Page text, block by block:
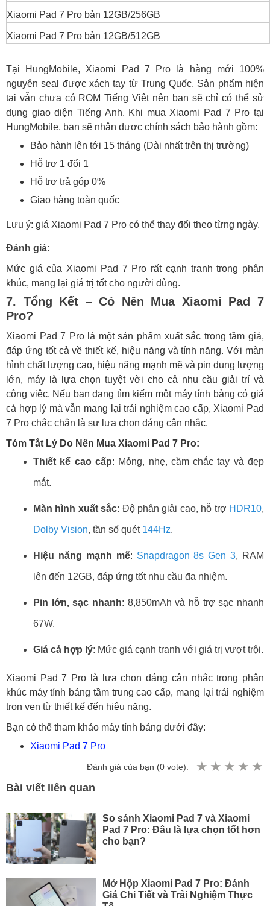
Xiaomi Pad 7 Pro bản 12GB/256GB
Xiaomi Pad 7 Pro bản 12GB/512GB
Tại HungMobile, Xiaomi Pad 7 Pro là hàng mới 100%
nguyên seal được xách tay từ Trung Quốc. Sản phẩm hiện
tại vẫn chưa có ROM Tiếng Việt nên bạn sẽ chỉ có thể sử
dụng giao diện Tiếng Anh. Khi mua Xiaomi Pad 7 Pro tại
HungMobile, bạn sẽ nhận được chính sách bảo hành gồm:
Bảo hành lên tới 15 tháng (Dài nhất trên thị trường)
Hỗ trợ 1 đổi 1
Hỗ trợ trả góp 0%
Giao hàng toàn quốc
Lưu ý: giá Xiaomi Pad 7 Pro có thể thay đổi theo từng ngày.
Đánh giá:
Mức giá của Xiaomi Pad 7 Pro rất cạnh tranh trong phân
khúc, mang lại giá trị tốt cho người dùng.
7. Tổng Kết – Có Nên Mua Xiaomi Pad 7
Pro?
Xiaomi Pad 7 Pro là một sản phẩm xuất sắc trong tầm giá,
đáp ứng tốt cả về thiết kế, hiệu năng và tính năng. Với màn
hình chất lượng cao, hiệu năng mạnh mẽ và pin dung lượng
lớn, máy là lựa chọn tuyệt vời cho cả nhu cầu giải trí và
công việc. Nếu bạn đang tìm kiếm một máy tính bảng có giá
cả hợp lý mà vẫn mang lại trải nghiệm cao cấp, Xiaomi Pad
7 Pro chắc chắn là sự lựa chọn đáng cân nhắc.
Tóm Tắt Lý Do Nên Mua Xiaomi Pad 7 Pro:
Thiết kế cao cấp: Mỏng, nhẹ, cầm chắc tay và đẹp
mắt.
Màn hình xuất sắc: Độ phân giải cao, hỗ trợ HDR10,
Dolby Vision, tần số quét 144Hz.
Hiệu năng mạnh mẽ: Snapdragon 8s Gen 3, RAM
lên đến 12GB, đáp ứng tốt nhu cầu đa nhiệm.
Pin lớn, sạc nhanh: 8,850mAh và hỗ trợ sạc nhanh
67W.
Giá cả hợp lý: Mức giá cạnh tranh với giá trị vượt trội.
Xiaomi Pad 7 Pro là lựa chọn đáng cân nhắc trong phân
khúc máy tính bảng tầm trung cao cấp, mang lại trải nghiệm
trọn vẹn từ thiết kế đến hiệu năng.
Bạn có thể tham khảo máy tính bảng dưới đây:
Xiaomi Pad 7 Pro
Đánh giá của bạn (0 vote):
Bài viết liên quan
So sánh Xiaomi Pad 7 và Xiaomi
Pad 7 Pro: Đâu là lựa chọn tốt hơn
cho bạn?
Mở Hộp Xiaomi Pad 7 Pro: Đánh
Giá Chi Tiết và Trải Nghiệm Thực